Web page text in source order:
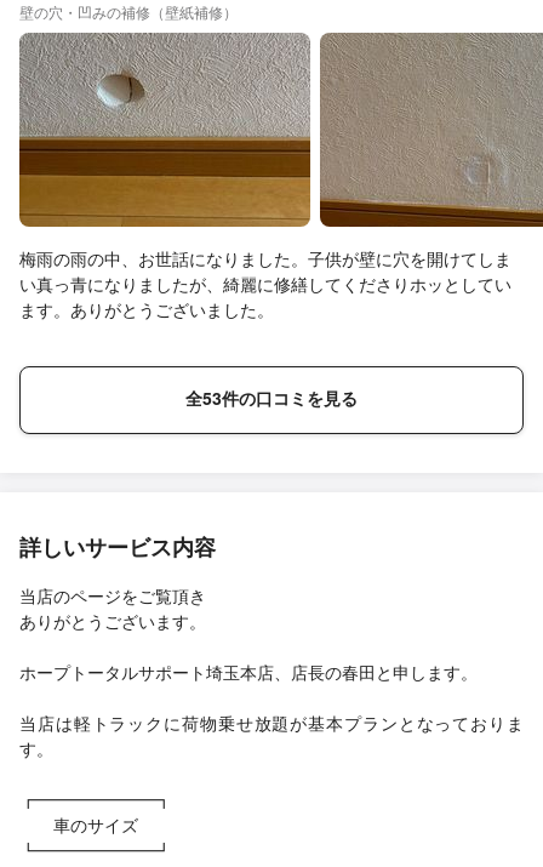
壁の穴・凹みの補修（壁紙補修）
梅雨の雨の中、お世話になりました。子供が壁に穴を開けてしま
い真っ青になりましたが、綺麗に修繕してくださりホッとしてい
ます。ありがとうございました。
全53件の口コミを見る
詳しいサービス内容
当店のページをご覧頂き
ありがとうございます。
ホープトータルサポート埼玉本店、店長の春田と申します。
当店は軽トラックに荷物乗せ放題が基本プランとなっておりま
す。
┏━━━━━━━┓
車のサイズ
┗━━━━━━━┛